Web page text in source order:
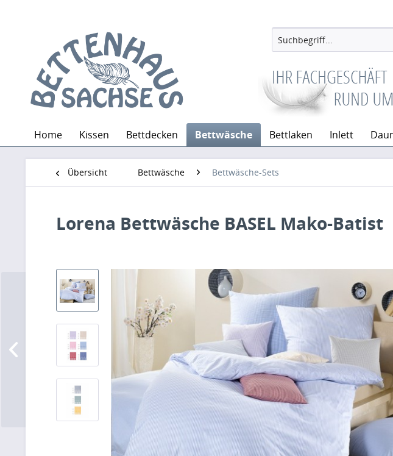
Home Kissen Bettdecken Bettwäsche Bettlaken Inlett
Übersicht Bettwäsche Bettwäsche-Sets
Lorena Bettwäsche BASEL Mako-Batist